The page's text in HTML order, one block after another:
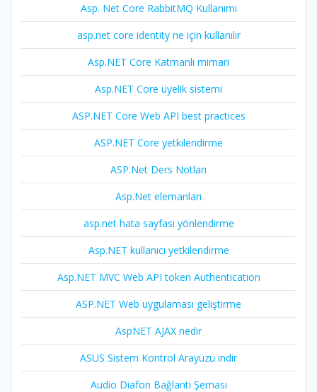
Asp. Net Core RabbitMQ Kullanımı
asp.net core identity ne için kullanılır
Asp.NET Core Katmanlı mimari
Asp.NET Core üyelik sistemi
ASP.NET Core Web API best practices
ASP.NET Core yetkilendirme
ASP.Net Ders Notları
Asp.Net elemanları
asp.net hata sayfası yönlendirme
Asp.NET kullanıcı yetkilendirme
Asp.NET MVC Web API token Authentication
ASP.NET Web uygulaması geliştirme
AspNET AJAX nedir
ASUS Sistem Kontrol Arayüzü indir
Audio Diafon Bağlantı Şeması